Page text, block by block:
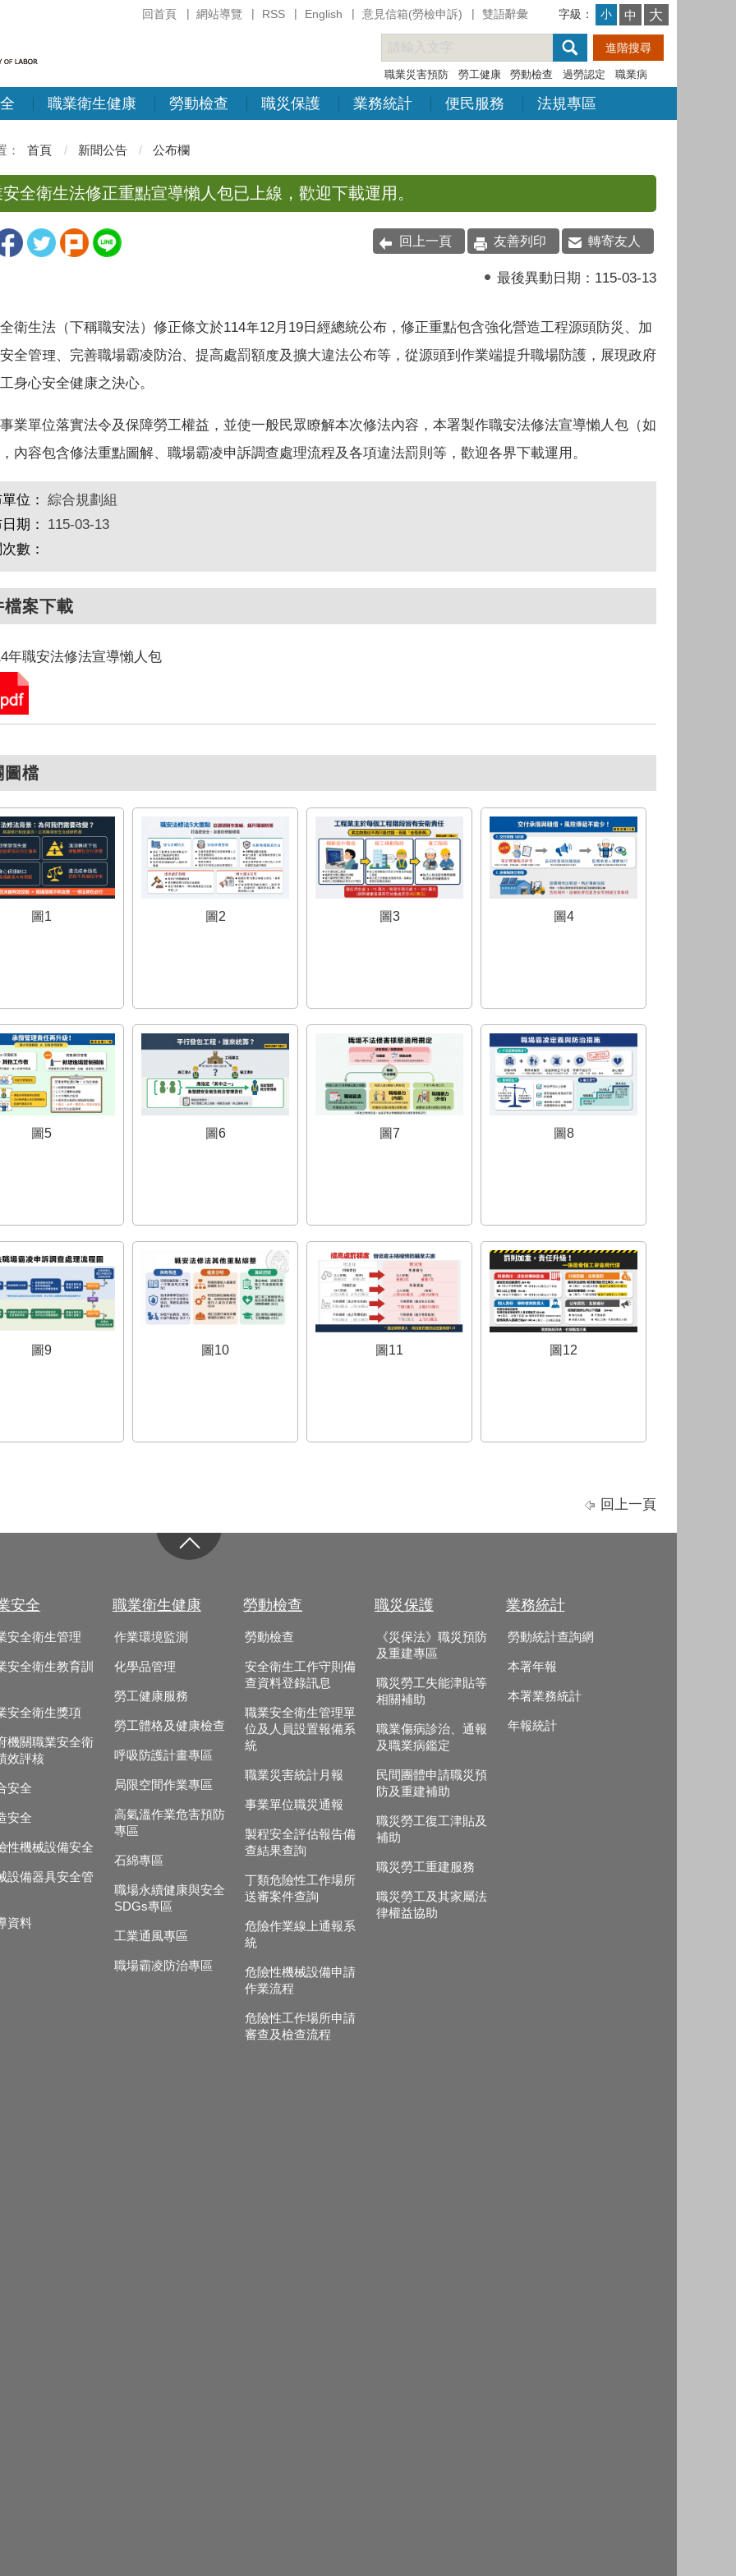
回首頁 網站導覽 RSS English 意見信箱(勞檢申訴) 雙語辭彙 字級： 小 中 大
職業災害預防 勞工健康 勞動檢查 過勞認定 職業病
職業衛生健康 勞動檢查 職災保護 業務統計 便民服務 法規專區
首頁 新聞公告 公布欄
全衛生法修正重點宣導懶人包已上線，歡迎下載運用。
回上一頁 友善列印 轉寄友人
最後異動日期： 115-03-13
衛生法（下稱職安法）修正條文於114年12月19日經總統公布，修正重點包含強化營造工程源頭防災、加
全管理、完善職場霸凌防治、提高處罰額度及擴大違法公布等，從源頭到作業端提升職場防護，展現政府
身心安全健康之決心。
業單位落實法令及保障勞工權益，並使一般民眾瞭解本次修法內容，本署製作職安法修法宣導懶人包（如
內容包含修法重點圖解、職場霸凌申訴調查處理流程及各項違法罰則等，歡迎各界下載運用。
位： 綜合規劃組
期：
115-03-13
數：
檔案下載
年職安法修法宣導懶人包
圖檔
圖1 圖2 圖3 圖4
圖5 圖6 圖7 圖8
圖9 圖10 圖11 圖12
回上一頁
安全
安全衛生管理
安全衛生教育訓
安全衛生獎項
機關職業安全衛
效評核
安全
安全
性機械設備安全
設備器具安全管
資料
職業衛生健康
作業環境監測
化學品管理
勞工健康服務
勞工體格及健康檢查
呼吸防護計畫專區
局限空間作業專區
高氣溫作業危害預防
專區
石綿專區
職場永續健康與安全
SDGs專區
工業通風專區
職場霸凌防治專區
勞動檢查
勞動檢查
安全衛生工作守則備
查資料登錄訊息
職業安全衛生管理單
位及人員設置報備系
統
職業災害統計月報
事業單位職災通報
製程安全評估報告備
查結果查詢
丁類危險性工作場所
送審案件查詢
危險作業線上通報系
統
危險性機械設備申請
作業流程
危險性工作場所申請
審查及檢查流程
職災保護
《災保法》職災預防
及重建專區
職災勞工失能津貼等
相關補助
職業傷病診治、通報
及職業病鑑定
民間團體申請職災預
防及重建補助
職災勞工復工津貼及
補助
職災勞工重建服務
職災勞工及其家屬法
律權益協助
業務統計
勞動統計查詢網
本署年報
本署業務統計
年報統計